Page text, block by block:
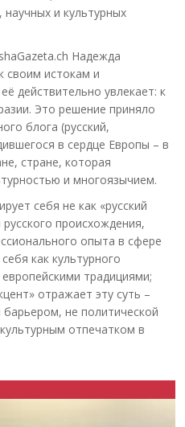
научных и культурных
Надежда
своим истокам и
действительно увлекает: к
Это решение приняло
блога (русский,
в сердце Европы – в
стране, которая
и многоязычием.
себя не как «русский
происхождения,
опыта в сфере
как культурного
традициями;
отражает эту суть –
не политической
отпечатком в